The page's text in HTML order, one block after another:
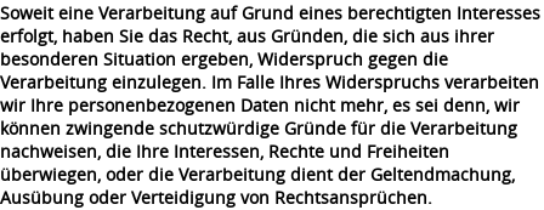
Soweit eine Verarbeitung auf Grund eines berechtigten Interesses
erfolgt, haben Sie das Recht, aus Gründen, die sich aus ihrer
besonderen Situation ergeben, Widerspruch gegen die
Verarbeitung einzulegen. Im Falle Ihres Widerspruchs verarbeiten
wir Ihre personenbezogenen Daten nicht mehr, es sei denn, wir
können zwingende schutzwürdige Gründe für die Verarbeitung
nachweisen, die Ihre Interessen, Rechte und Freiheiten
überwiegen, oder die Verarbeitung dient der Geltendmachung,
Ausübung oder Verteidigung von Rechtsansprüchen.